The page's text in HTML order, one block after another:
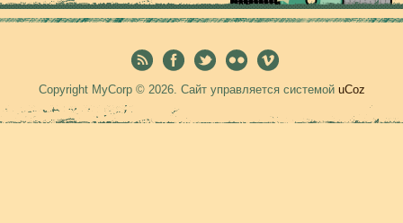
Copyright MyCorp © 2026. Сайт управляется системой uCoz